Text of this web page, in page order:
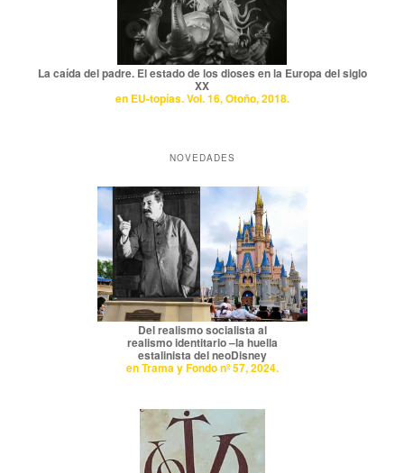
La caída del padre. El estado de los dioses en la Europa del siglo
XX
en EU-topías. Vol. 16, Otoño, 2018.
NOVEDADES
Del realismo socialista al
realismo identitario –la huella
estalinista del neoDisney
en Trama y Fondo nº 57, 2024.